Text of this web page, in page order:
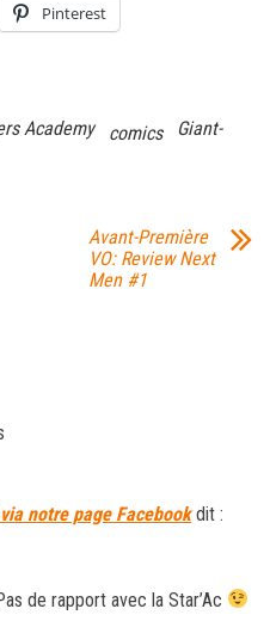
Pinterest
Academy comics
Giant-
Avant-Première
VO: Review Next
Men #1
notre page Facebook dit :
de rapport avec la Star’Ac